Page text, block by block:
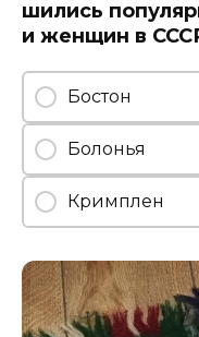
шились
и женщин в
Бостон
Болонья
Кримплен